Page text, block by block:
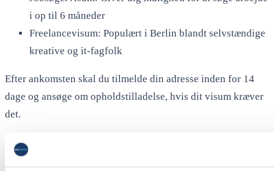
i op til 6 måneder
Freelancevisum: Populært i Berlin blandt selvstændige
kreative og it-fagfolk
Efter ankomsten skal du tilmelde din adresse inden for 14
dage og ansøge om opholdstilladelse, hvis dit visum kræver
det.